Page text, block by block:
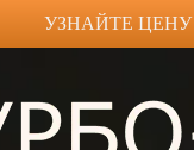
УЗНАЙТЕ ЦЕНУ